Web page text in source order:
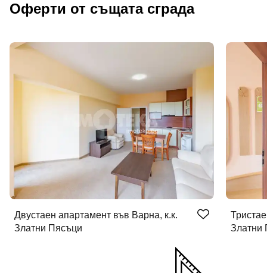
Оферти от същата сграда
Двустаен апартамент във Варна, к.к.
Златни Пясъци
Златни